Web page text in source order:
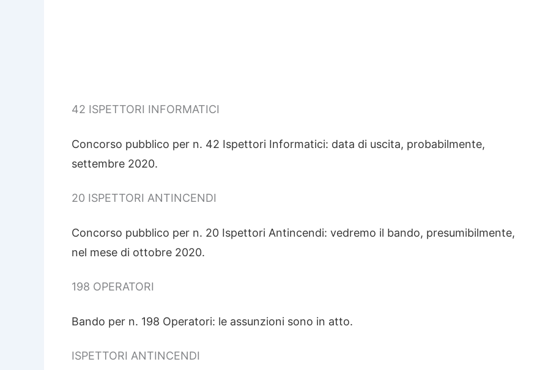
42 ISPETTORI INFORMATICI
Concorso pubblico per n. 42 Ispettori Informatici: data di uscita, probabilmente,
settembre 2020.
20 ISPETTORI ANTINCENDI
Concorso pubblico per n. 20 Ispettori Antincendi: vedremo il bando, presumibilmente,
nel mese di ottobre 2020.
198 OPERATORI
Bando per n. 198 Operatori: le assunzioni sono in atto.
ISPETTORI ANTINCENDI